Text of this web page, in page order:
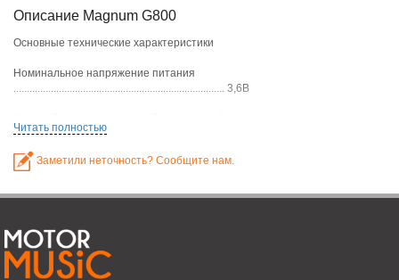
Описание Magnum G800
Основные технические характеристики
Номинальное напряжение питания
............................................................................... 3,6В
........................................... 4мА
Точность определения координат при движении, не
Диапазон рабочих температур.....................................................................
-40°С …+85°С
Читать полностью
Заметили неточность? Сообщите нам.